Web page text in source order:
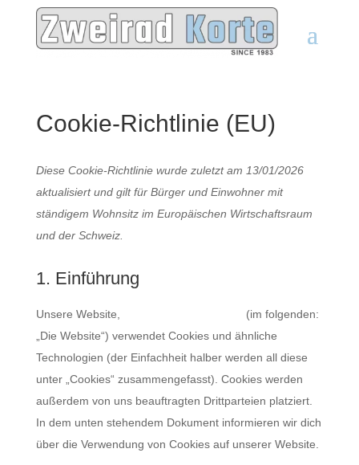
Cookie-Richtlinie (EU)
Diese Cookie-Richtlinie wurde zuletzt am 13/01/2026
aktualisiert und gilt für Bürger und Einwohner mit
ständigem Wohnsitz im Europäischen Wirtschaftsraum
und der Schweiz.
1. Einführung
Unsere Website,
(im folgenden:
„Die Website“) verwendet Cookies und ähnliche
Technologien (der Einfachheit halber werden all diese
unter „Cookies“ zusammengefasst). Cookies werden
außerdem von uns beauftragten Drittparteien platziert.
In dem unten stehendem Dokument informieren wir dich
über die Verwendung von Cookies auf unserer Website.